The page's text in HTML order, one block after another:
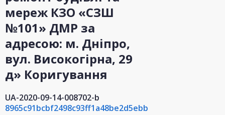
мереж КЗО «СЗШ
№101» ДМР за
адресою: м. Дніпро,
вул. Високогірна, 29
д» Коригування
UA-2020-09-14-008702-b
8965c91bcbf2498c93ff1a48be2d5ebb